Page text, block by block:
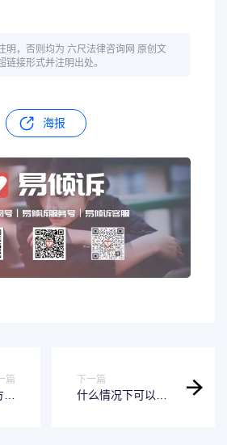
明，否则均为 六尺法律咨询网 原创文
接形式并注明出处。
海报
篇 下一篇
什么情况下可以判